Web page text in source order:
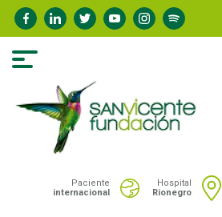
Pasar
al
Portal San Vicente - Menú hospitales
Paciente
internacional
Hospital
Rionegro